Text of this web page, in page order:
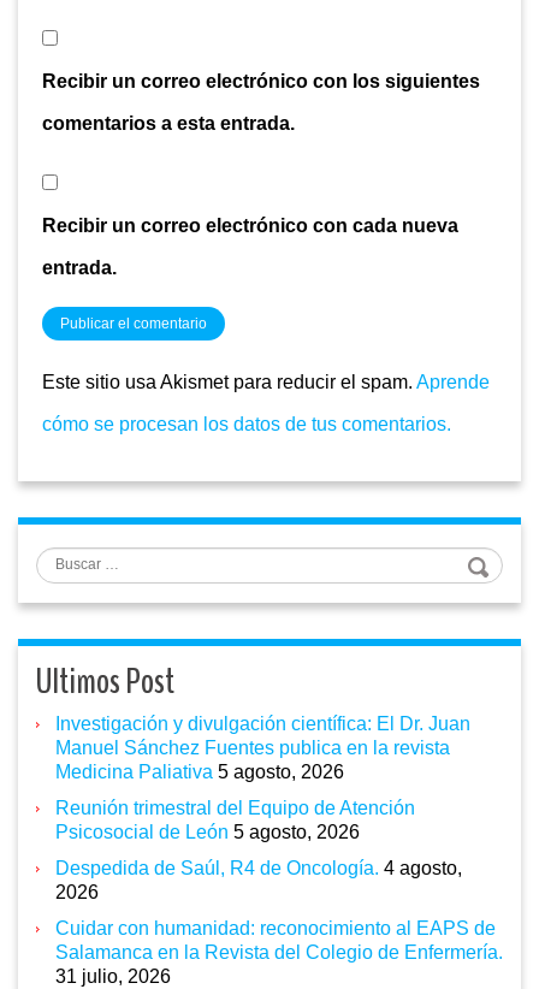
Recibir un correo electrónico con los siguientes
comentarios a esta entrada.
Recibir un correo electrónico con cada nueva
entrada.
Este sitio usa Akismet para reducir el spam. Aprende
cómo se procesan los datos de tus comentarios.
Buscar
Ultimos Post
Investigación y divulgación científica: El Dr. Juan
Manuel Sánchez Fuentes publica en la revista
Medicina Paliativa 5 agosto, 2026
Reunión trimestral del Equipo de Atención
Psicosocial de León 5 agosto, 2026
Despedida de Saúl, R4 de Oncología. 4 agosto,
2026
Cuidar con humanidad: reconocimiento al EAPS de
Salamanca en la Revista del Colegio de Enfermería.
31 julio, 2026